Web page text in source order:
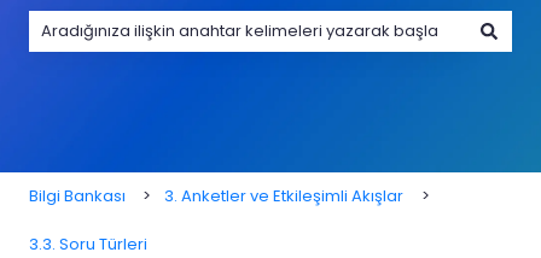
Bilgi Bankası 3. Anketler ve Etkileşimli Akışlar
3.3. Soru Türleri